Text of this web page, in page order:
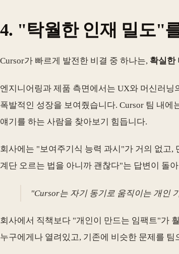
4. "탁월한 인재 밀도"
Cursor가 빠르게 발전한 비결 중 하나는, 확실한
엔지니어링과 제품 측면에서는 UX와 머신러
폭발적인 성장을 보여줬습니다. Cursor 팀 내
얘기를 하는 사람을 찾아보기 힘듭니다.
회사에는 "보여주기식 능력 과시"가 거의 없고,
계단 오르는 법을 아니까 괜찮다"는 답변이 돌
"Cursor는 자기 동기로 움직이는 개인
회사에서 직책보다 "개인이 만드는 임팩트"가
누구에게나 열려있고, 기존에 비슷한 문제를